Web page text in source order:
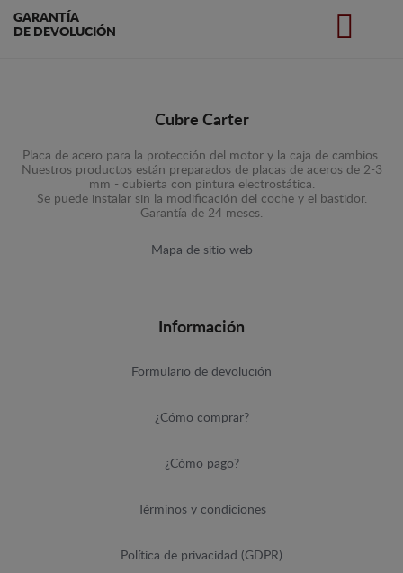
GARANTÍA
DE DEVOLUCIÓN
Cubre Carter
Placa de acero para la protección del motor y la caja de cambios.
Nuestros productos están preparados de placas de aceros de 2-3
mm - cubierta con pintura electrostática.
Se puede instalar sin la modificación del coche y el bastidor.
Garantía de 24 meses.
Mapa de sitio web
Información
Formulario de devolución
¿Cómo comprar?
¿Cómo pago?
Términos y condiciones
Política de privacidad (GDPR)